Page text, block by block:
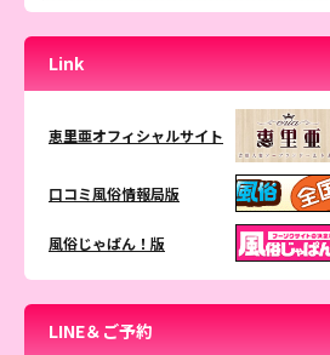
Link
恵里亜オフィシャルサイト
口コミ風俗情報局版
風俗じゃぱん！版
LINE＆ご予約